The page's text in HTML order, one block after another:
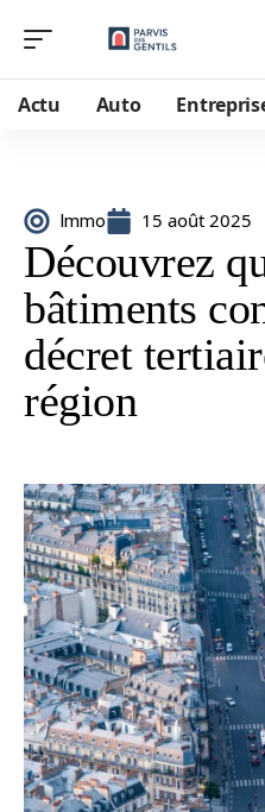
Actu Auto
Immo 15 août 2025
Découvrez
bâtiments
décret
région